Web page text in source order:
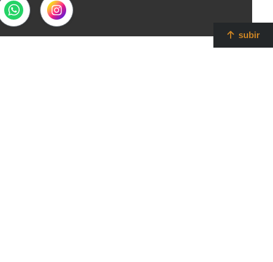
subir